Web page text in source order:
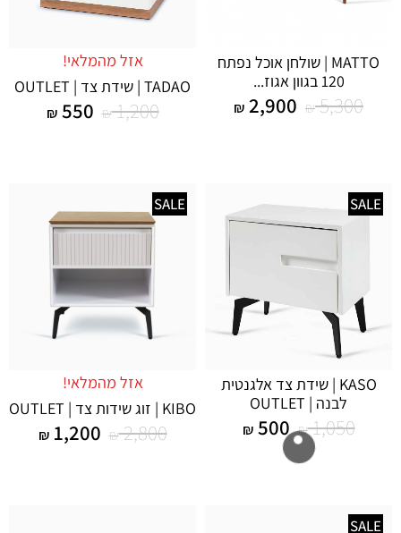
MATTO | שולחן אוכל נפתח
120 בגוון אגוז...
₪5,300
₪ 2,900
אזל מהמלאי!
TADAO | שידת צד | OUTLET
₪1,200
₪550
SALE
KASO | שידת צד אלגנטית
לבנה | OUTLET
₪1,050
₪500
SALE
אזל מהמלאי!
KIBO | זוג שידות צד | OUTLET
₪2,800
₪1,200
SALE